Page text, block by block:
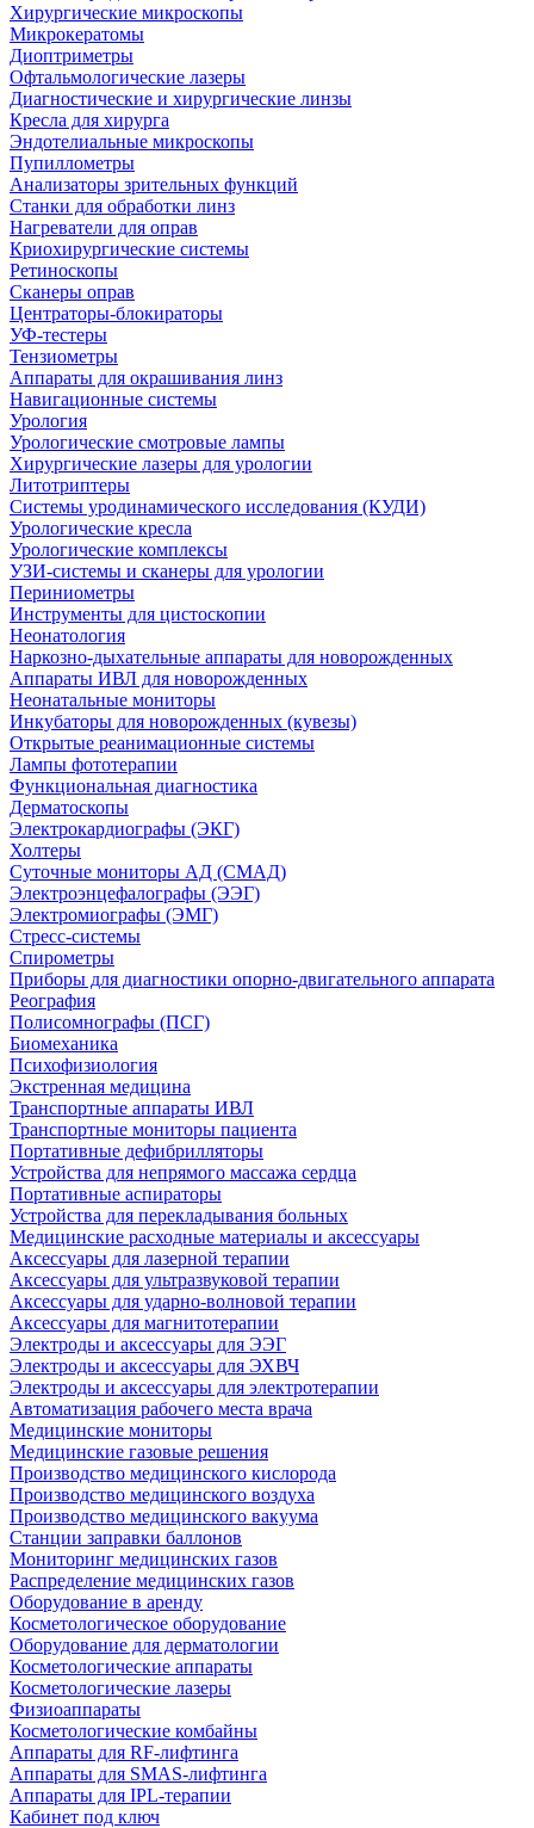
Хирургические микроскопы
Микрокератомы
Диоптриметры
Офтальмологические лазеры
Диагностические и хирургические линзы
Кресла для хирурга
Эндотелиальные микроскопы
Пупиллометры
Анализаторы зрительных функций
Станки для обработки линз
Нагреватели для оправ
Криохирургические системы
Ретиноскопы
Сканеры оправ
Центраторы-блокираторы
УФ-тестеры
Тензиометры
Аппараты для окрашивания линз
Навигационные системы
Урология
Урологические смотровые лампы
Хирургические лазеры для урологии
Литотриптеры
Системы уродинамического исследования (КУДИ)
Урологические кресла
Урологические комплексы
УЗИ-системы и сканеры для урологии
Периниометры
Инструменты для цистоскопии
Неонатология
Наркозно-дыхательные аппараты для новорожденных
Аппараты ИВЛ для новорожденных
Неонатальные мониторы
Инкубаторы для новорожденных (кувезы)
Открытые реанимационные системы
Лампы фототерапии
Функциональная диагностика
Дерматоскопы
Электрокардиографы (ЭКГ)
Холтеры
Суточные мониторы АД (СМАД)
Электроэнцефалографы (ЭЭГ)
Электромиографы (ЭМГ)
Стресс-системы
Спирометры
Приборы для диагностики опорно-двигательного аппарата
Реография
Полисомнографы (ПСГ)
Биомеханика
Психофизиология
Экстренная медицина
Транспортные аппараты ИВЛ
Транспортные мониторы пациента
Портативные дефибрилляторы
Устройства для непрямого массажа сердца
Портативные аспираторы
Устройства для перекладывания больных
Медицинские расходные материалы и аксессуары
Аксессуары для лазерной терапии
Аксессуары для ультразвуковой терапии
Аксессуары для ударно-волновой терапии
Аксессуары для магнитотерапии
Электроды и аксессуары для ЭЭГ
Электроды и аксессуары для ЭХВЧ
Электроды и аксессуары для электротерапии
Автоматизация рабочего места врача
Медицинские мониторы
Медицинские газовые решения
Производство медицинского кислорода
Производство медицинского воздуха
Производство медицинского вакуума
Станции заправки баллонов
Мониторинг медицинских газов
Распределение медицинских газов
Оборудование в аренду
Косметологическое оборудование
Оборудование для дерматологии
Косметологические аппараты
Косметологические лазеры
Физиоаппараты
Косметологические комбайны
Аппараты для RF-лифтинга
Аппараты для SMAS-лифтинга
Аппараты для IPL-терапии
Кабинет под ключ